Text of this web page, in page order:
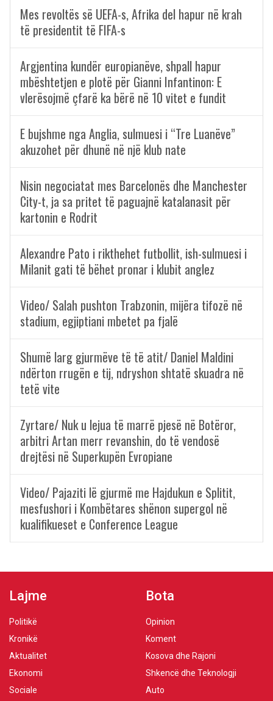
Mes revoltës së UEFA-s, Afrika del hapur në krah
të presidentit të FIFA-s
Argjentina kundër europianëve, shpall hapur
mbështetjen e plotë për Gianni Infantinon: E
vlerësojmë çfarë ka bërë në 10 vitet e fundit
E bujshme nga Anglia, sulmuesi i “Tre Luanëve”
akuzohet për dhunë në një klub nate
Nisin negociatat mes Barcelonës dhe Manchester
City-t, ja sa pritet të paguajnë katalanasit për
kartonin e Rodrit
Alexandre Pato i rikthehet futbollit, ish-sulmuesi i
Milanit gati të bëhet pronar i klubit anglez
Video/ Salah pushton Trabzonin, mijëra tifozë në
stadium, egjiptiani mbetet pa fjalë
Shumë larg gjurmëve të të atit/ Daniel Maldini
ndërton rrugën e tij, ndryshon shtatë skuadra në
tetë vite
Zyrtare/ Nuk u lejua të marrë pjesë në Botëror,
arbitri Artan merr revanshin, do të vendosë
drejtësi në Superkupën Evropiane
Video/ Pajaziti lë gjurmë me Hajdukun e Splitit,
mesfushori i Kombëtares shënon supergol në
kualifikueset e Conference League
Lajme
Politikë
Kronikë
Aktualitet
Ekonomi
Sociale
Bota
Opinion
Koment
Kosova dhe Rajoni
Shkencë dhe Teknologji
Auto